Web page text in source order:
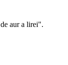
aur a lirei".